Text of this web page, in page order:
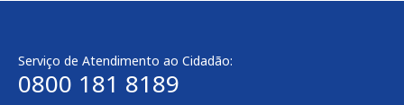
Serviço de Atendimento ao Cidadão:
0800 181 8189